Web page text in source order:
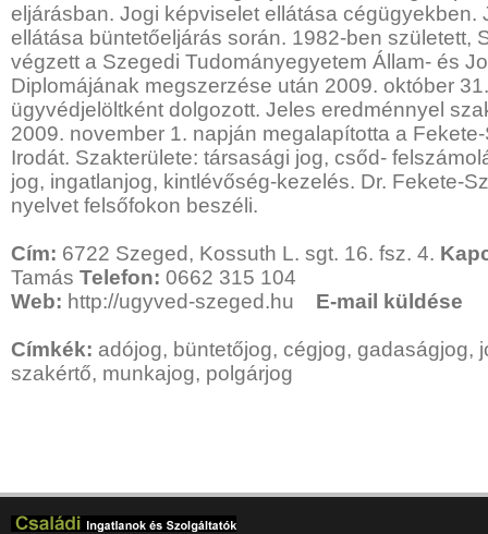
eljárásban. Jogi képviselet ellátása cégügyekben.
ellátása büntetőeljárás során. 1982-ben született,
végzett a Szegedi Tudományegyetem Állam- és
Diplomájának megszerzése után 2009. október
ügyvédjelöltként dolgozott. Jeles eredménnyel
2009. november 1. napján megalapította a
Irodát. Szakterülete: társasági jog, csőd-
jog, ingatlanjog, kintlévőség-kezelés. Dr. Fekete-
nyelvet felsőfokon beszéli.
Cím: 6722 Szeged, Kossuth L. sgt. 16. fsz. 4.
Tamás Telefon: 0662 315 104
Web: http://ugyved-szeged.hu E-mail küldése
Címkék: adójog, büntetőjog, cégjog, gadaságjog,
szakértő, munkajog, polgárjog